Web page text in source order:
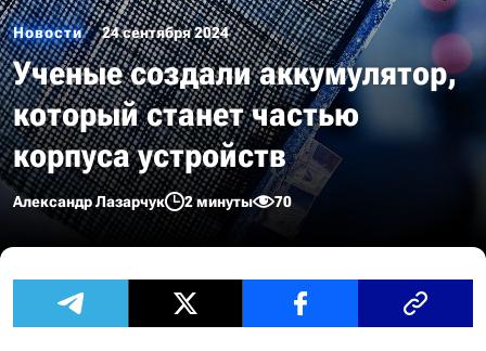
Новости 24 сентября 2024
Ученые создали аккумулятор,
который станет частью
корпуса устройств
Александр Лазарчук 2 минуты 70